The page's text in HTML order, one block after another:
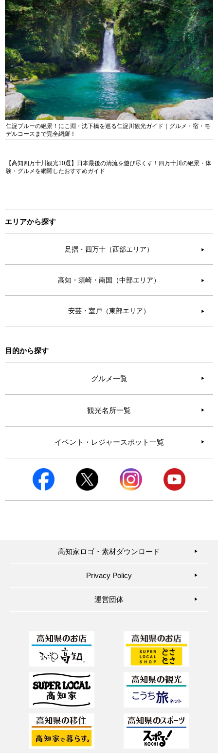
仁淀ブルーの絶景！にこ淵・沈下橋を巡る仁淀川観光ガイド｜グルメ・宿・モ
デルコースまで完全網羅！
【高知四万十川観光10選】日本最後の清流を遊び尽くす！四万十川の絶景・体
験・グルメを網羅したおすすめガイド
エリアから探す
足摺・四万十（西部エリア） ▶︎
高知・須崎・南国（中部エリア） ▶︎
安芸・室戸（東部エリア） ▶︎
目的から探す
グルメ一覧
観光名所一覧
イベント・レジャースポット一覧
高知家ロゴ・素材ダウンロード ▶︎
Privacy Policy ▶︎
運営団体 ▶︎